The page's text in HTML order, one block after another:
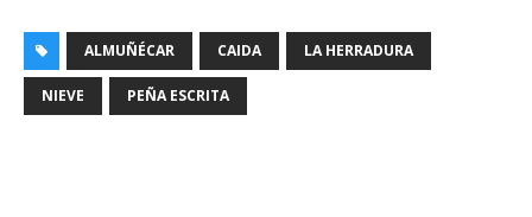
ALMUÑÉCAR CAIDA LA HERRADURA
NIEVE PEÑA ESCRITA